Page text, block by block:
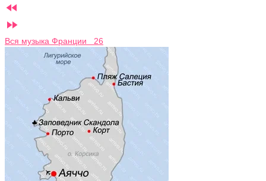


Вся музыка Франции 26